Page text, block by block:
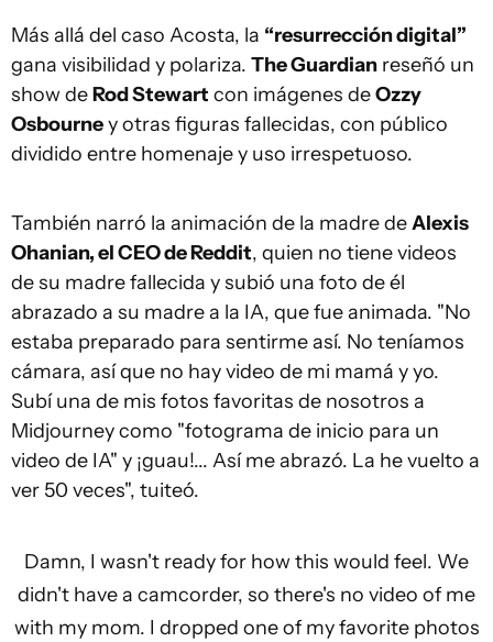
Más allá del caso Acosta, la “resurrección digital”
gana visibilidad y polariza. The Guardian reseñó un
show deRod Stewart con imágenes deOzzy
Osbourney otras figuras fallecidas, con público
dividido entre homenaje y uso irrespetuoso.
También narró la animación de la madre deAlexis
Ohanian, el CEO de Reddit, quien no tiene videos
de su madre fallecida y subió una foto de él
abrazado a su madre a la IA, que fue animada. "No
estaba preparado para sentirme así. No teníamos
cámara, así que no hay video de mi mamá y yo.
Subí una de mis fotos favoritas de nosotros a
Midjourney como "fotograma de inicio para un
video de IA" y ¡guau!... Así me abrazó. La he vuelto a
ver 50 veces", tuiteó.
Damn, I wasn't ready for how this would feel. We
didn't have a camcorder, so there's no video of me
with my mom. I dropped one of my favorite photos